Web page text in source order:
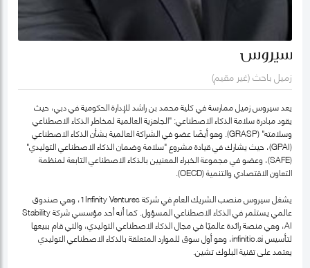
سيروس
زميل باحث (غير مقيم)
يعد سيروس زميل ممارسة في كلية محمد بن راشد للإدارة الحكومية في دبي، حيث
يقود مبادرة سلامة الذكاء الاصطناعي: "الجاهزية العالمية لمخاطر الذكاء الاصطناعي
وسلامته" (GRASP). وهو أيضًا عضو في الشراكة العالمية بشأن الذكاء الاصطناعي
(GPAI)، حيث يشارك في قيادة مشروع "سلامة وضمان الذكاء الاصطناعي التوليدي"
(SAFE)، وعضو في مجموعة الخبراء المعنيين بالذكاء الاصطناعي التابعة لمنظمة
التعاون الاقتصادي والتنمية (OECD).
يشغل سيروس منصب الشريك العام في شركة 1Infinity Ventures، وهي صندوق
عالمي يستثمر في الذكاء الاصطناعي المسؤول. كما أنه أحد مؤسسي شركة Stability
AI، وهي منصة رائدة عالميًا في مجال الذكاء الاصطناعي التوليدي، والتي قام ببيعها
لتأسيس infinitio.ai، وهو أول سوق للموارد المتعلقة بالذكاء الاصطناعي التوليدي
يعتمد على تقنية البلوك تشين.